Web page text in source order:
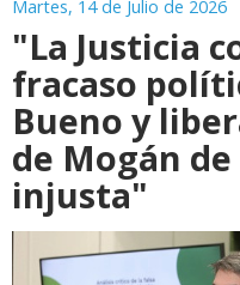
Martes, 14 de Julio de 2026
"La Justicia
fracaso
Bueno y
de Mogán
injusta"